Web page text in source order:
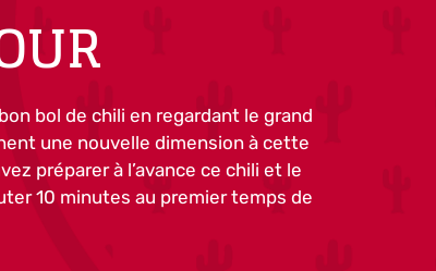
bol de chili en regardant le grand
une nouvelle dimension à cette
préparer à l’avance ce chili et le
10 minutes au premier temps de